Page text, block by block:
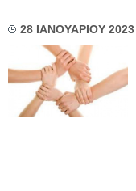
28 ΙΑΝΟΥΑΡΙΟΥ 2023